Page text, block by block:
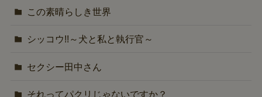
この素晴らしき世界
シッコウ!!～犬と私と執行官～
セクシー田中さん
それってパクリじゃないですか？